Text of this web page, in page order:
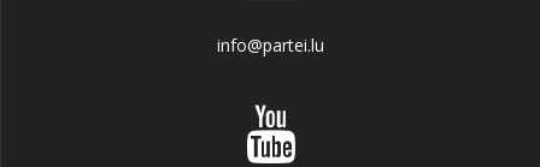
info@partei.lu